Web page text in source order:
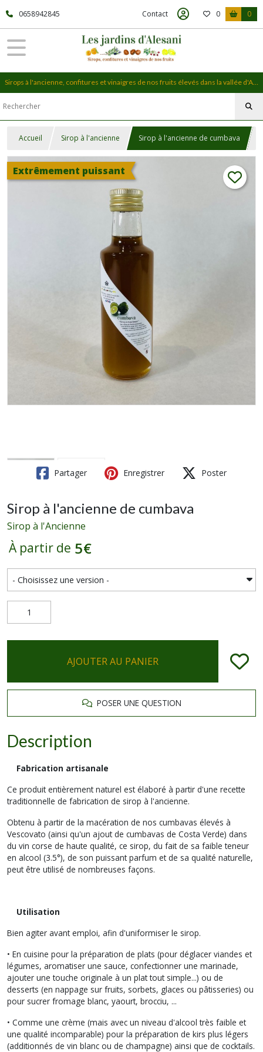
0658942845 Contact 0 0
Sirops à l'ancienne, confitures et vinaigres de nos fruits élevés dans la vallée d'Alesani, en Haute-Corse
Accueil Sirop à l'ancienne Sirop à l'ancienne de cumbava
Extrêmement puissant
Partager Enregistrer Poster
Sirop à l'ancienne de cumbava
Sirop à l'Ancienne
À partir de 5€
AJOUTER AU PANIER
POSER UNE QUESTION
Description
Fabrication artisanale
Ce produit entièrement naturel est élaboré à partir d'une recette
traditionnelle de fabrication de sirop à l'ancienne.
Obtenu à partir de la macération de nos cumbavas élevés à
Vescovato (ainsi qu'un ajout de cumbavas de Costa Verde) dans
du vin corse de haute qualité, ce sirop, du fait de sa faible teneur
en alcool (3.5°), de son puissant parfum et de sa qualité naturelle,
peut être utilisé de nombreuses façons.
Utilisation
Bien agiter avant emploi, afin d'uniformiser le sirop.
• En cuisine pour la préparation de plats (pour déglacer viandes et
légumes, aromatiser une sauce, confectionner une marinade,
ajouter une touche originale à un plat tout simple...) ou de
desserts (en nappage sur fruits, sorbets, glaces ou pâtisseries) ou
pour sucrer fromage blanc, yaourt, brocciu, ...
• Comme une crème (mais avec un niveau d'alcool très faible et
une qualité incomparable) pour la préparation de kirs plus légers
(additionnés de vin blanc ou de champagne) ainsi que de cocktails.